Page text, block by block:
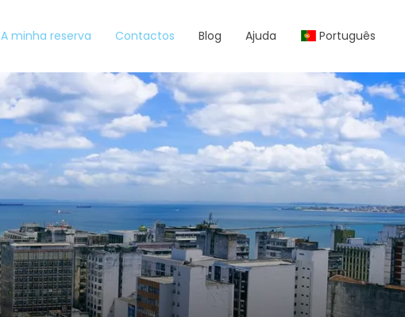
A minha reserva Contactos Blog Ajuda Português